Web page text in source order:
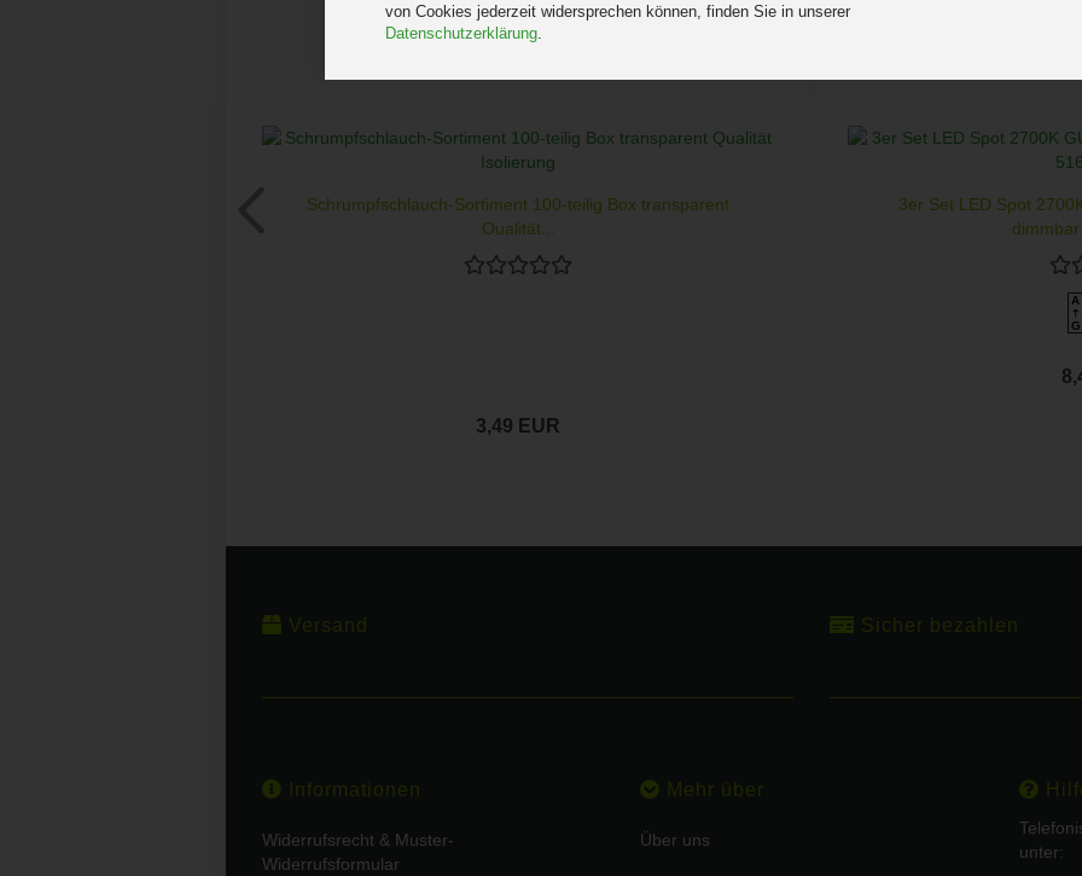
von Cookies jederzeit widersprechen können, finden Sie in unserer
Datenschutzerklärung.
Schrumpfschlauch-Sortiment 100-teilig Box transparent
Qualität...
3,49 EUR
3er Set LED Spot
dimmbar
A
G
Versand Sicher bezahlen
Informationen
Widerrufsrecht & Muster-
Widerrufsformular
Mehr über
Über uns
unter: